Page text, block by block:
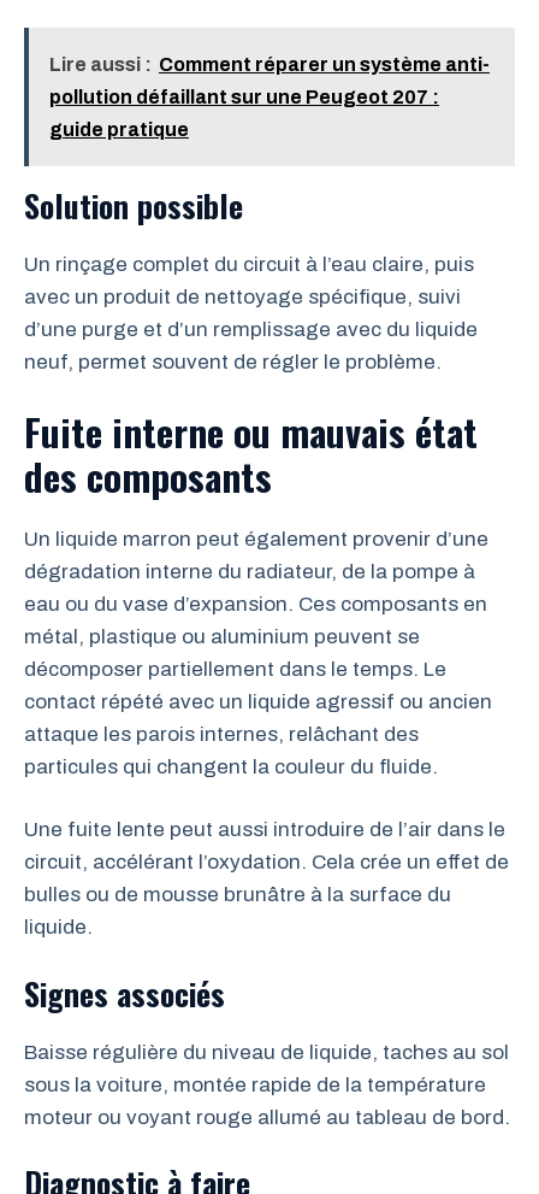
Lire aussi : Comment réparer un système anti-
pollution défaillant sur une Peugeot 207 :
guide pratique
Solution possible
Un rinçage complet du circuit à l’eau claire, puis
avec un produit de nettoyage spécifique, suivi
d’une purge et d’un remplissage avec du liquide
neuf, permet souvent de régler le problème.
Fuite interne ou mauvais état
des composants
Un liquide marron peut également provenir d’une
dégradation interne du radiateur, de la pompe à
eau ou du vase d’expansion. Ces composants en
métal, plastique ou aluminium peuvent se
décomposer partiellement dans le temps. Le
contact répété avec un liquide agressif ou ancien
attaque les parois internes, relâchant des
particules qui changent la couleur du fluide.
Une fuite lente peut aussi introduire de l’air dans le
circuit, accélérant l’oxydation. Cela crée un effet de
bulles ou de mousse brunâtre à la surface du
liquide.
Signes associés
Baisse régulière du niveau de liquide, taches au sol
sous la voiture, montée rapide de la température
moteur ou voyant rouge allumé au tableau de bord.
Diagnostic à faire